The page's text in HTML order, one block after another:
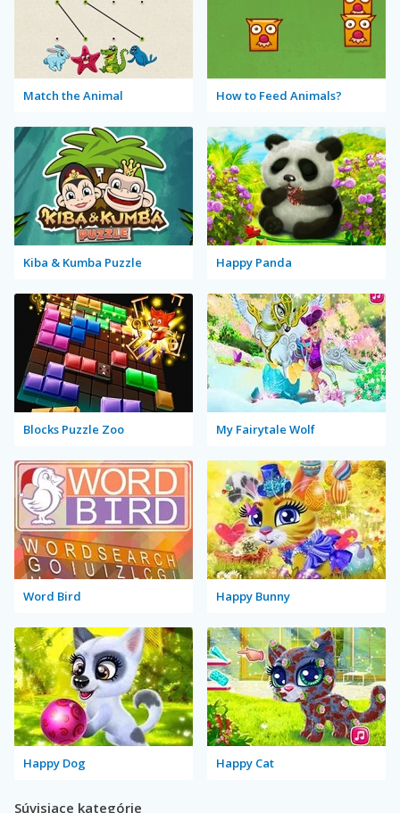
Match the Animal How to Feed Animals?
Kiba & Kumba Puzzle Happy Panda
Blocks Puzzle Zoo My Fairytale Wolf
Word Bird Happy Bunny
Happy Dog Happy Cat
Súvisiace kategórie